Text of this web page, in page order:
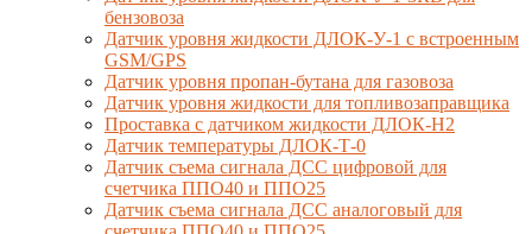
бензовоза
Датчик уровня жидкости ДЛОК-У-1 с встроенным
GSM/GPS
Датчик уровня пропан-бутана для газовоза
Датчик уровня жидкости для топливозаправщика
Проставка с датчиком жидкости ДЛОК-Н2
Датчик температуры ДЛОК-Т-0
Датчик съема сигнала ДСС цифровой для
счетчика ППО40 и ППО25
Датчик съема сигнала ДСС аналоговый для